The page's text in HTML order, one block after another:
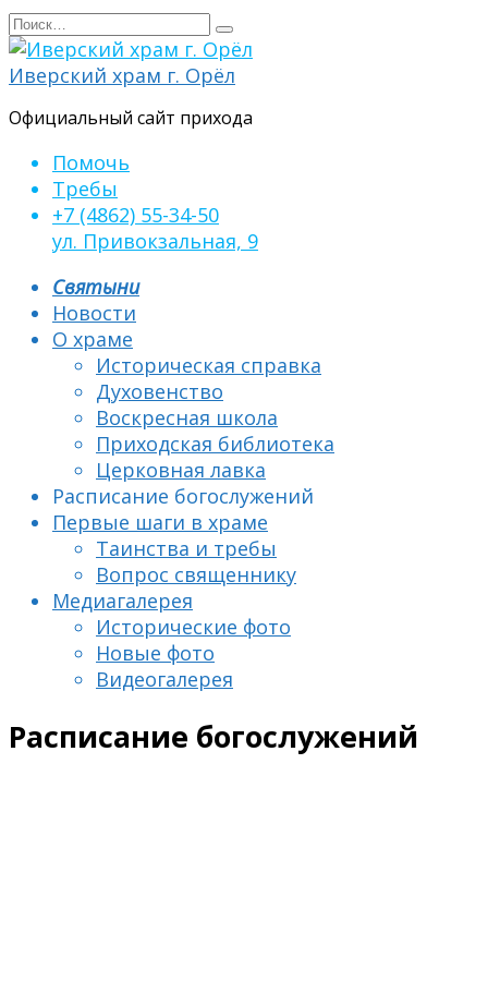
Перейти
к
содержанию
Search
for:
Иверский храм г. Орёл
Официальный сайт прихода
Помочь
Требы
+7 (4862) 55-34-50
ул. Привокзальная, 9
Святыни
Новости
О храме
Историческая справка
Духовенство
Воскресная школа
Приходская библиотека
Церковная лавка
Расписание богослужений
Первые шаги в храме
Таинства и требы
Вопрос священнику
Медиагалерея
Исторические фото
Новые фото
Видеогалерея
Расписание богослужений